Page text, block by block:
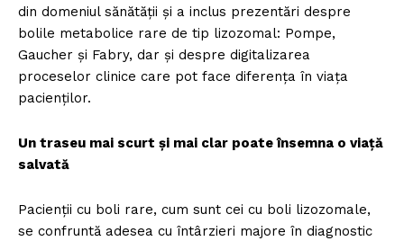
din domeniul sănătății și a inclus prezentări despre
bolile metabolice rare de tip lizozomal: Pompe,
Gaucher și Fabry, dar și despre digitalizarea
proceselor clinice care pot face diferența în viața
pacienților.
Un traseu mai scurt și mai clar poate însemna o viață
salvată
Pacienții cu boli rare, cum sunt cei cu boli lizozomale,
se confruntă adesea cu întârzieri majore în diagnostic